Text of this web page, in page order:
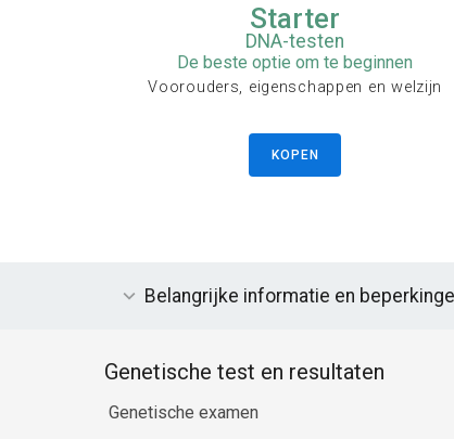
Starter
DNA-testen
De beste optie om te beginnen
Voorouders, eigenschappen en welzijn
KOPEN
Belangrijke informatie en
Genetische test en resultaten
Genetische examen